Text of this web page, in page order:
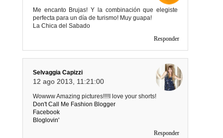
Me encanto Brujas! Y la combinación que elegiste
perfecta para un día de turismo! Muy guapa!
La Chica del Sabado
Responder
Selvaggia Capizzi
12 ago 2013, 11:21:00
Wowww Amazing pictures!!!!I love your shorts!
Don't Call Me Fashion Blogger
Facebook
Bloglovin'
Responder